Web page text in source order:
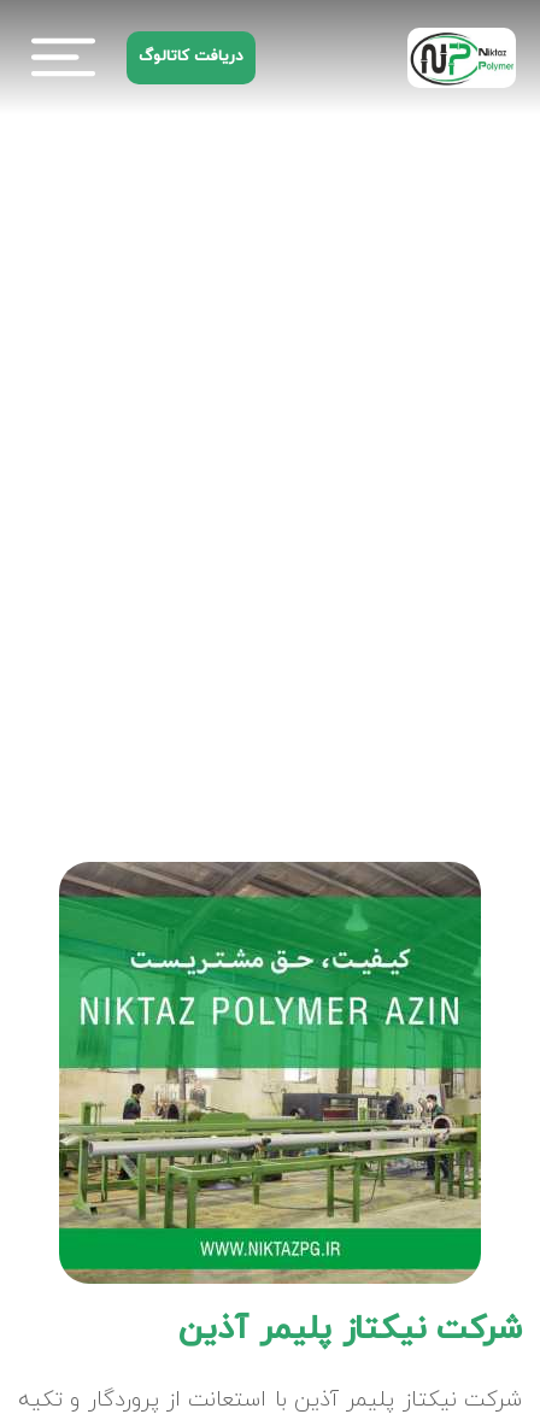
دریافت کاتالوگ
شرکت نیکتاز پلیمر آذین
شرکت نیکتاز پلیمر آذین با استعانت از پروردگار و تکیه